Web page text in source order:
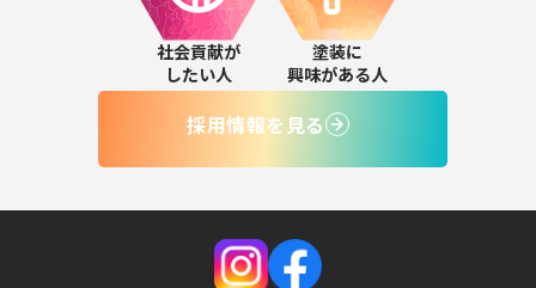
社会貢献が
したい人
塗装に
興味がある人
採用情報を見る